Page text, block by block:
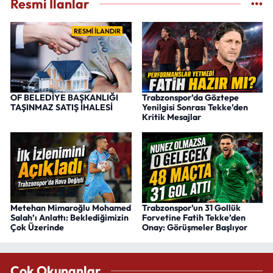
Resmi İlanlar
RESMİ İLANDIR
OF BELEDİYE BAŞKANLIĞI
TAŞINMAZ SATIŞ İHALESİ
Trabzonspor’da Göztepe
Yenilgisi Sonrası Tekke’den
Kritik Mesajlar
Metehan Mimaroğlu Mohamed
Salah’ı Anlattı: Beklediğimizin
Çok Üzerinde
Trabzonspor’un 31 Gollük
Forvetine Fatih Tekke’den
Onay: Görüşmeler Başlıyor